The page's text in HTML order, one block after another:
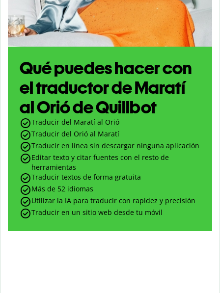
Qué puedes hacer con
el traductor de Maratí
al Orió de Quillbot
Traducir del Maratí al Orió
Traducir del Orió al Maratí
Traducir en línea sin descargar ninguna aplicación
Editar texto y citar fuentes con el resto de
herramientas
Traducir textos de forma gratuita
Más de 52 idiomas
Utilizar la IA para traducir con rapidez y precisión
Traducir en un sitio web desde tu móvil